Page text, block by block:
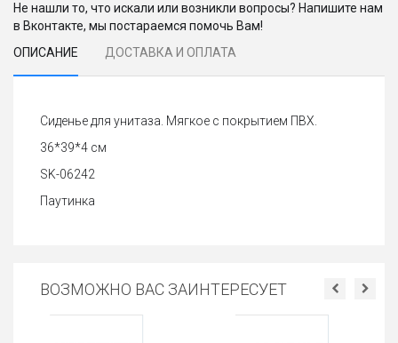
Не нашли то, что искали или возникли вопросы? Напишите нам
в Вконтакте, мы постараемся помочь Вам!
ОПИСАНИЕ
ДОСТАВКА И ОПЛАТА
Сиденье для унитаза. Мягкое с покрытием ПВХ.
36*39*4 см
SK-06242
Паутинка
ВОЗМОЖНО ВАС ЗАИНТЕРЕСУЕТ